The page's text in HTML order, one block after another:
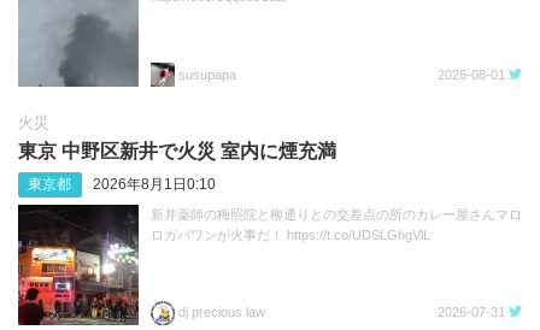
susupapa 2026-08-01
火災
東京 中野区新井で火災 室内に煙充満
東京都 2026年8月1日0:10
新井薬師の梅照院と柳通りとの交差点の所のカレー屋さんマロ
ロガバワンが火事だ！ https://t.co/UDSLGhgVlL
dj precious law 2026-07-31